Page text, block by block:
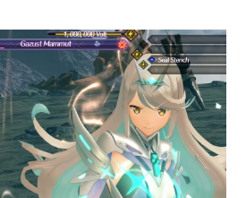
Pack deEA
ya se encuentra
PlayStation 5,